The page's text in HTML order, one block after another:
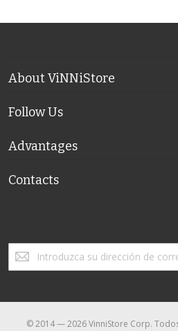
About ViNNiStore
Follow Us
Advantages
Contacts
Inscríbase
de
noticias:
© 2014 — 2026 VinniStore Corp.